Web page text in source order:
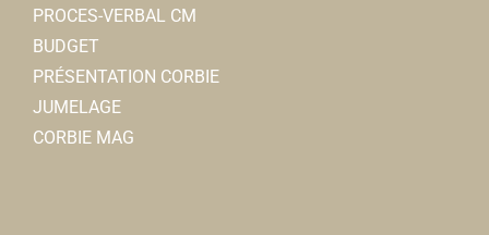
PROCES-VERBAL CM
BUDGET
PRÉSENTATION CORBIE
JUMELAGE
CORBIE MAG